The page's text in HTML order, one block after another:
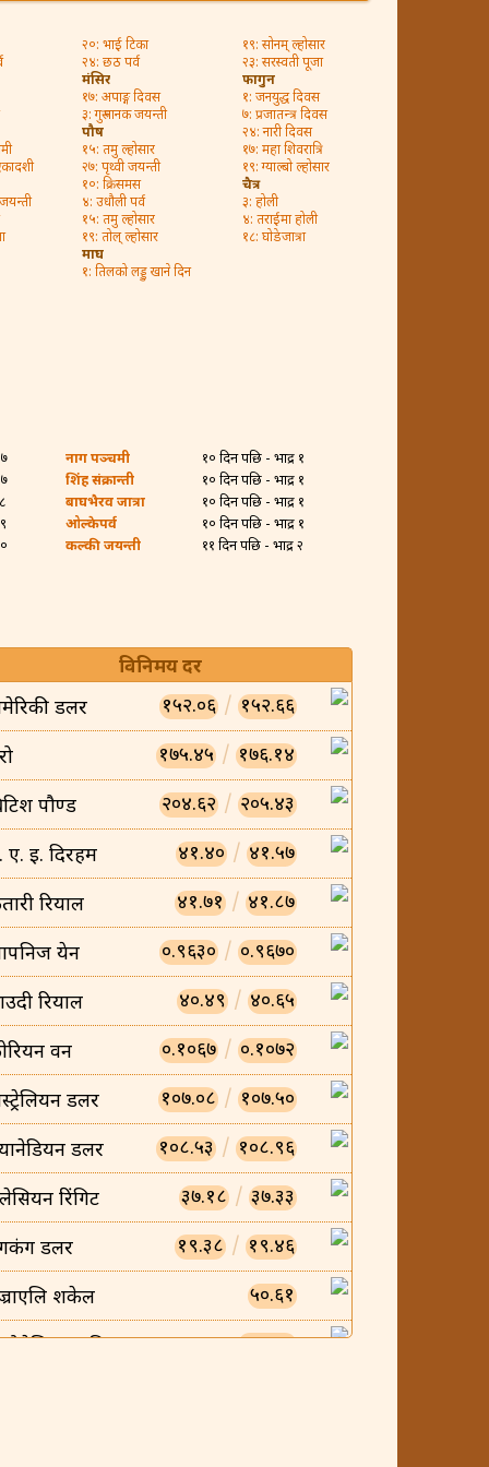
२०: भाई टिका
२४: छठ पर्व
मंसिर
१७: अपाङ्ग दिवस
३: गुरु नानक जयन्ती
पौष
१५: तमु ल्होसार
२७: पृथ्वी जयन्ती
१०: क्रिसमस
४: उधौली पर्व
१५: तमु ल्होसार
१९: तोल् ल्होसार
माघ
१: तिलको लड्डु खाने दिन
१९: सोनम् ल्होसार
२३: सरस्वती पूजा
फागुन
१: जनयुद्ध दिवस
७: प्रजातन्त्र दिवस
२४: नारी दिवस
१७: महा शिवरात्रि
१९: ग्याल्बो ल्होसार
चैत्र
३: होली
४: तराईमा होली
१८: घोडेजात्रा
नाग पञ्चमी
१० दिन पछि - भाद्र १
शिंह संक्रान्ती
१० दिन पछि - भाद्र १
बाघभैरव जात्रा
१० दिन पछि - भाद्र १
ओल्केपर्व
१० दिन पछि - भाद्र १
कल्की जयन्ती
११ दिन पछि - भाद्र २
विनिमय दर
डलर १५२.०६ / १५२.६६
१७५.४५ / १७६.१४
पौण्ड २०४.६२ / २०५.४३
ए. इ. दिरहम ४१.४० / ४१.५७
रियाल ४१.७१ / ४१.८७
येन ०.९६३० / ०.९६७०
रियाल ४०.४९ / ४०.६५
वन ०.१०६७ / ०.१०७२
डलर १०७.०८ / १०७.५०
डलर १०८.५३ / १०८.९६
रिंगिट ३७.१८ / ३७.३३
डलर १९.३८ / १९.४६
शकेल ५०.६१
०.००८५